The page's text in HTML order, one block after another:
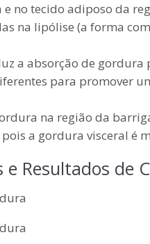
no tecido adiposo da
na lipólise (a forma
a absorção de
para promover
na região da
a gordura visceral é
e Resultados de